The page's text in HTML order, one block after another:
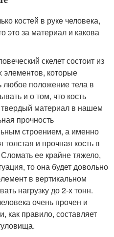
костей в руке человека,
это за материал и какова
скелет состоит из
элементов, которые
любое положение тела в
и о том, что кость
материал в нашем
прочность
строением, а именно
и прочная кость в
ее крайне тяжело,
то она будет довольно
в вертикальном
нагрузку до 2-х тонн.
очень прочен и
как правило, составляет